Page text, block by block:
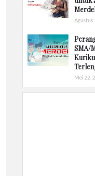
Agustus
SMA/
Mei 22,